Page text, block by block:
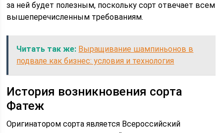
за ней будет полезным, поскольку сорт отвечает всем
вышеперечисленным требованиям.
Читать так же: Выращивание шампиньонов в
подвале как бизнес: условия и технология
История возникновения сорта
Фатеж
Оригинатором сорта является Всероссийский